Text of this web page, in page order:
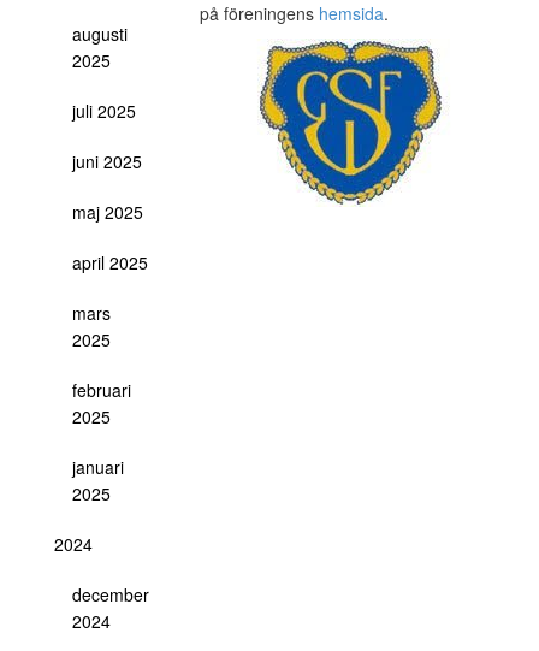
augusti
2025
juli 2025
juni 2025
maj 2025
april 2025
mars
2025
februari
2025
januari
2025
2024
december
2024
på föreningens hemsida.